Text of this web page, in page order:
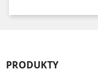
PRODUKTY